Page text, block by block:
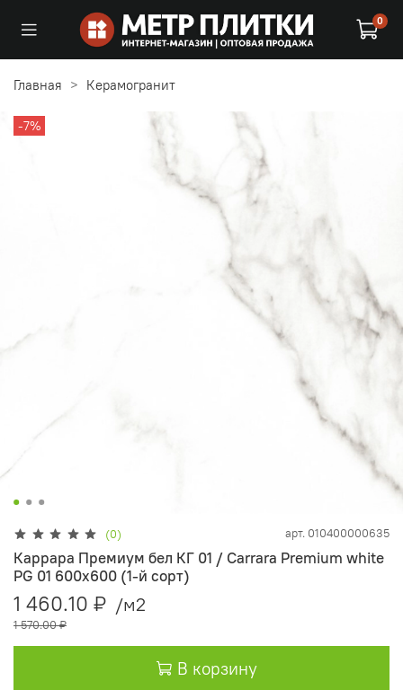
0
Главная Керамогранит
-7%
(0) арт. 010400000635
Каррара Премиум бел КГ 01 / Carrara Premium white
PG 01 600х600 (1-й сорт)
1 460.10 ₽ /м2
1 570.00 ₽
В корзину